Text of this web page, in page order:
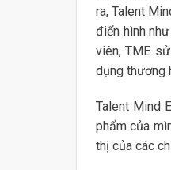
ra, Talent
điển hình
viên, TME
dụng thương
Talent Mind
phẩm của
thị của các